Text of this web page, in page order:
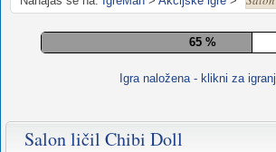
70 %
Igra naložena - klikni za
Salon ličil Chibi Doll